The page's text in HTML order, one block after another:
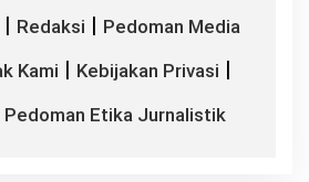
| Redaksi | Pedoman Media
Kami | Kebijakan Privasi |
Pedoman Etika Jurnalistik